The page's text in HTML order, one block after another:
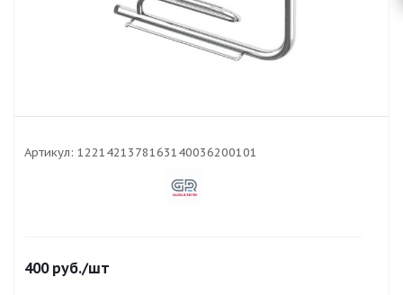
Артикул: 1221421378163140036200101
400руб./шт